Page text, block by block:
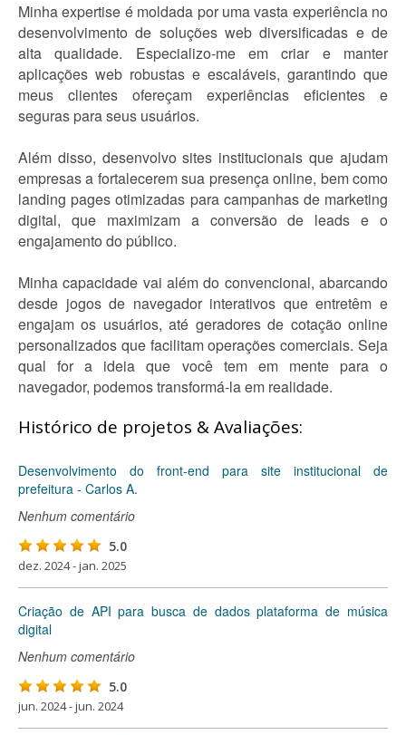
Minha expertise é moldada por uma vasta experiência no
desenvolvimento de soluções web diversificadas e de
alta qualidade. Especializo-me em criar e manter
aplicações web robustas e escaláveis, garantindo que
meus clientes ofereçam experiências eficientes e
seguras para seus usuários.
Além disso, desenvolvo sites institucionais que ajudam
empresas a fortalecerem sua presença online, bem como
landing pages otimizadas para campanhas de marketing
digital, que maximizam a conversão de leads e o
engajamento do público.
Minha capacidade vai além do convencional, abarcando
desde jogos de navegador interativos que entretêm e
engajam os usuários, até geradores de cotação online
personalizados que facilitam operações comerciais. Seja
qual for a ideia que você tem em mente para o
navegador, podemos transformá-la em realidade.
Histórico de projetos & Avaliações:
Desenvolvimento do front-end para site institucional de
prefeitura - Carlos A.
Nenhum comentário
5.0
dez. 2024 - jan. 2025
Criação de API para busca de dados plataforma de música
digital
Nenhum comentário
5.0
jun. 2024 - jun. 2024